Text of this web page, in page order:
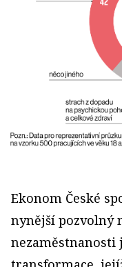
Ekonom České
nynější pozvolný